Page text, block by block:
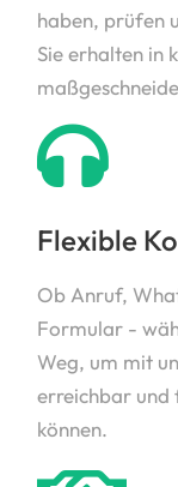
haben, prüfen
Sie erhalten in
Flexible
Ob Anruf,
Formular -
Weg, um mit
erreichbar und
können.